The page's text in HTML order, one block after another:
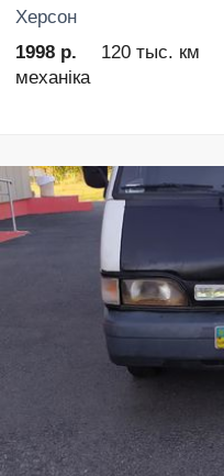
Херсон
1998 р.
120 тыс. км
механіка